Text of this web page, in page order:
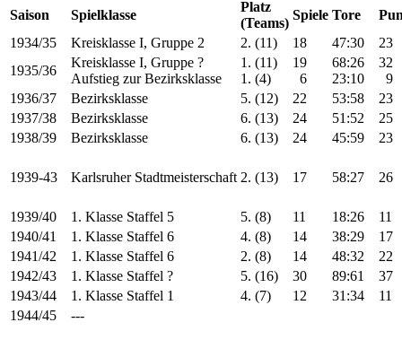
Saison Spielklasse
Platz
(Teams)
Spiele Tore
1934/35
Kreisklasse I, Gruppe 2 2. (11) 18 47:30
23
1935/36
Kreisklasse I, Gruppe ?
Aufstieg zur Bezirksklasse
1. (11)
1. (4)
19
6
68:26
23:10
32
9
1936/37
Bezirksklasse 5. (12) 22 53:58
23
1937/38
Bezirksklasse 6. (13) 24 51:52
25
1938/39
Bezirksklasse 6. (13) 24 45:59 23
1939-43 Karlsruher Stadtmeisterschaft 2. (13) 17 58:27 26
1939/40 1. Klasse Staffel 5 5. (8) 11 18:26
11
1940/41
1. Klasse Staffel 6 4. (8) 14 38:29
17
1941/42
1. Klasse Staffel 6 2. (8) 14 48:32
22
1942/43
1. Klasse Staffel ? 5. (16) 30 89:61
37
1943/44
1. Klasse Staffel 1 4. (7) 12 31:34
11
1944/45
---